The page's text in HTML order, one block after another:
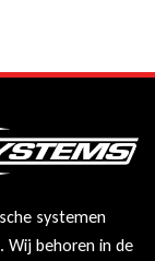
systemen
Wij behoren in de